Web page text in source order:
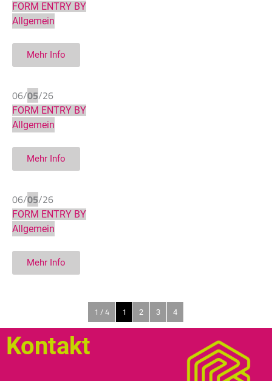
FORM ENTRY BY
Allgemein
Mehr Info
06/05/26
FORM ENTRY BY
Allgemein
Mehr Info
06/05/26
FORM ENTRY BY
Allgemein
Mehr Info
1 / 4 1 2 3 4
Kontakt